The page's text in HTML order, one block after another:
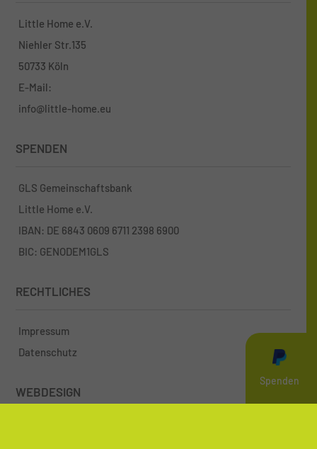
Spenden
Little Home e.V.
Niehler Str.135
50733 Köln
E-Mail:
info@little-home.eu
SPENDEN
GLS Gemeinschaftsbank
Little Home e.V.
IBAN: DE 6843 0609 6711 2398 6900
BIC: GENODEM1GLS
RECHTLICHES
Impressum
Datenschutz
WEBDESIGN